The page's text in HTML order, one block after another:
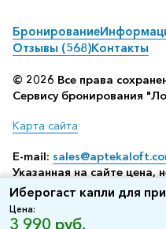
Иберогаст капли для
Цена:
3 990 руб.
Бронирование
Отзывы (568)Контакты
© 2026 Все права
Сервису бронирования
Карта сайта
E-mail:
Указанная на сайте цена,
офертой, а всего лишь
посредством
сервиса резервирования)